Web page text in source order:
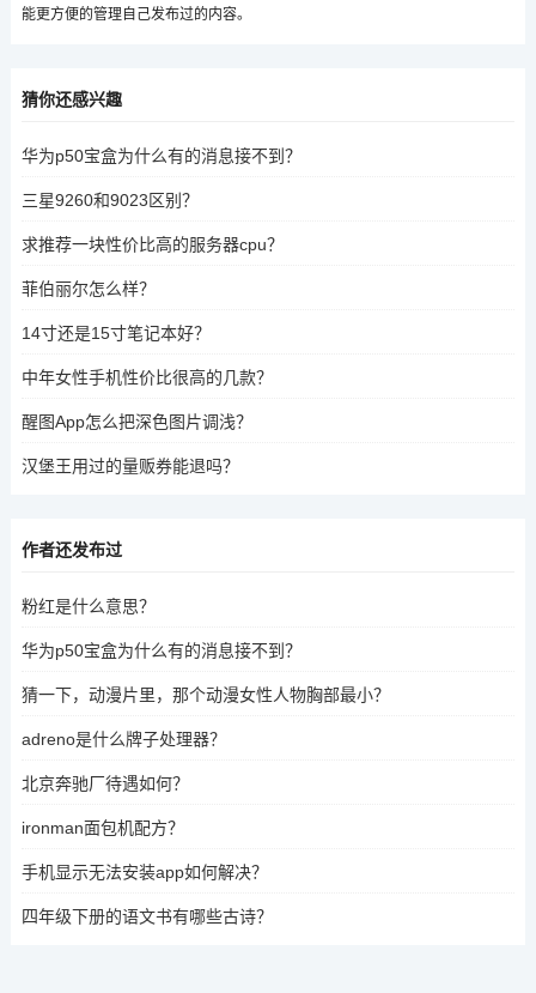
能更方便的管理自己发布过的内容。
猜你还感兴趣
华为p50宝盒为什么有的消息接不到？
三星9260和9023区别？
求推荐一块性价比高的服务器cpu？
菲伯丽尔怎么样？
14寸还是15寸笔记本好？
中年女性手机性价比很高的几款？
醒图App怎么把深色图片调浅？
汉堡王用过的量贩券能退吗？
作者还发布过
粉红是什么意思？
华为p50宝盒为什么有的消息接不到？
猜一下，动漫片里，那个动漫女性人物胸部最小？
adreno是什么牌子处理器？
北京奔驰厂待遇如何？
ironman面包机配方？
手机显示无法安装app如何解决？
四年级下册的语文书有哪些古诗？